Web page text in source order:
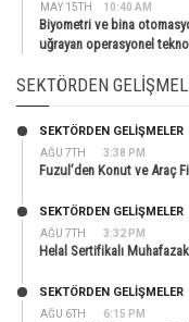
MAY 15TH 10:40 AM
Biyometri ve bina
uğrayan operasyonel
SEKTÖRDEN
AĞU 7TH 3:38 PM
SEKTÖRDEN GELIŞMELER
Fuzul’den Konut ve Araç
AĞU 7TH 3:32 PM
SEKTÖRDEN GELIŞMELER
Helal Sertifikalı
AĞU 6TH 6:15 PM
SEKTÖRDEN GELIŞMELER